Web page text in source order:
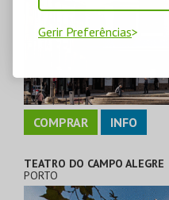
Gerir Preferências
COMPRAR INFO
TEATRO DO CAMPO ALEGRE
PORTO